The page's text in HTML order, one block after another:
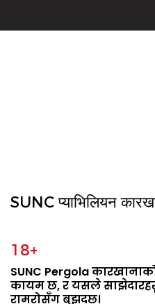
SUNC प्याभिलियन
18+
SUNC Pergola
कायम छ, र यसले
राम्रोसँग बुझ्दछ।